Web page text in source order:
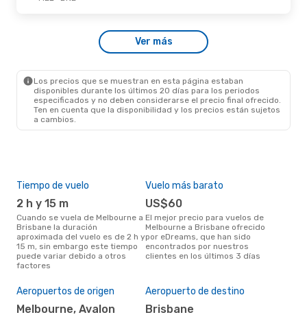
- Sáb., 12 De Sep.
Directo
Ver más
Los precios que se muestran en esta página estaban
disponibles durante los últimos 20 días para los periodos
especificados y no deben considerarse el precio final ofrecido.
Ten en cuenta que la disponibilidad y los precios están sujetos
a cambios.
Tiempo de vuelo
2 h y 15 m
Cuando se vuela de Melbourne a
Brisbane la duración
aproximada del vuelo es de 2 h y
15 m, sin embargo este tiempo
puede variar debido a otros
factores
Vuelo más barato
US$60
El mejor precio para vuelos de
Melbourne a Brisbane ofrecido
por eDreams, que han sido
encontrados por nuestros
clientes en los últimos 3 días
Aeropuertos de origen
Melbourne, Avalon
Aeropuerto de destino
Brisbane